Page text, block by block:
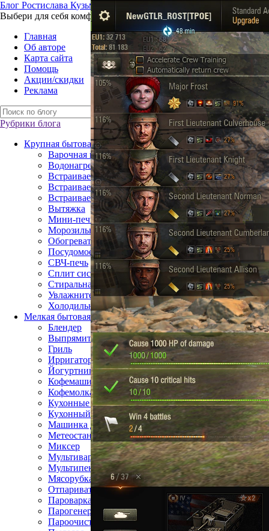
Блог Ростислава Кузьмина
Выбери для себя комфорт – технику для жизни
Главная
Об авторе
Карта сайта
Помощь
Акции/скидки
Реклама
Рубрики блога
Крупная бытовая техника
Варочная поверхность
Водонагреватель
Встраиваемая посудомоечная машина
Встраиваемый газовый духовой шкаф
Встраиваемый электрический духовой шкаф
Вытяжка
Мини-печь
Морозильная камера
Обогреватель
Посудомоечная машина
СВЧ-печь
Сплит система
Стиральная машина
Увлажнитель воздуха
Холодильник
Мелкая бытовая техника
Блендер
Выпрямитель для волос
Гриль
Ирригатор
Йогуртница
Кофемашина
Кофемолка
Кухонные весы
Кухонный комбайн
Машинка для стрижки волос
Метеостанция
Миксер
Мультиварка
Мультипекарь
Мясорубка
Отпариватель
Пароварка
Парогенератор
Пароочиститель